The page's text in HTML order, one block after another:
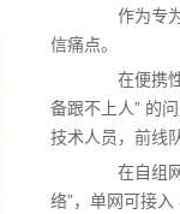
作为专为
信痛点。
在便携性
备跟不上人” 的
技术人员，前线
在自组网
络”，单网可接